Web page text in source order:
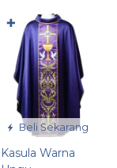
Beli Sekarang
Kasula Warna
✚